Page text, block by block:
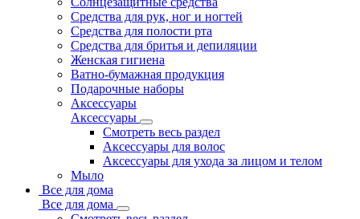
Средства для рук, ног и ногтей
Средства для полости рта
Средства для бритья и депиляции
Женская гигиена
Ватно-бумажная продукция
Подарочные наборы
Аксессуары
Аксессуары
Смотреть весь раздел
Аксессуары для волос
Аксессуары для ухода за лицом и телом
Мыло
Все для дома
Все для дома